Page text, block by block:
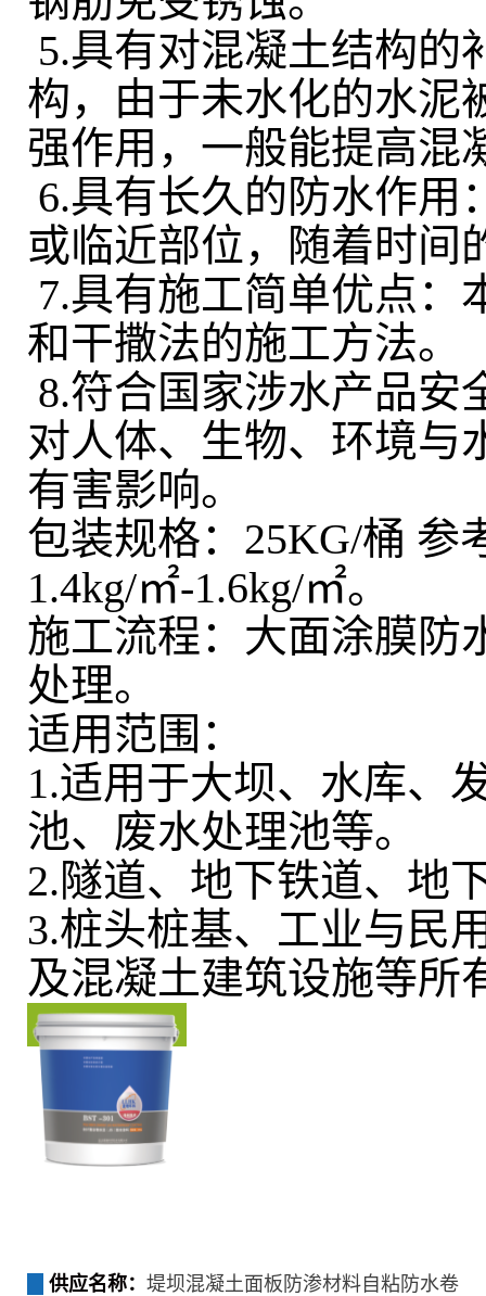
5.具有对混凝土结构的
构，由于未水化的水泥
强作用，一般能提高混
6.具有长久的防水作用
或临近部位，随着时间
7.具有施工简单优点：
和干撒法的施工方法
8.符合国家涉水产品安
对人体、生物、环境与
有害影响。
包装规格：25KG/桶 参
1.4kg/㎡-1.6kg/㎡。
施工流程：大面涂膜防
处理。
适用范围：
1.适用于大坝、水库、
池、废水处理池等。
2.隧道、地下铁道、地
3.桩头桩基、工业与民
及混凝土建筑设施等所
供应名称： 堤坝混凝土面板防渗材料自粘防水卷